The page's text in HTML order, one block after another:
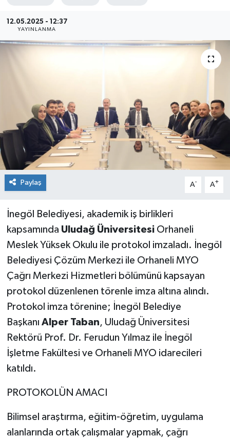
12.05.2025 - 12:37
YAYINLANMA
Paylaş A- A+
İnegöl Belediyesi, akademik iş birlikleri
kapsamında Uludağ ÜniversitesiOrhaneli
Meslek Yüksek Okulu ile protokol imzaladı. İnegöl
Belediyesi Çözüm Merkezi ile Orhaneli MYO
Çağrı Merkezi Hizmetleri bölümünü kapsayan
protokol düzenlenen törenle imza altına alındı.
Protokol imza törenine; İnegöl Belediye
Başkanı Alper Taban, Uludağ Üniversitesi
Rektörü Prof. Dr. Ferudun Yılmaz ile İnegöl
İşletme Fakültesi ve Orhaneli MYO idarecileri
katıldı.
PROTOKOLÜN AMACI
Bilimsel araştırma, eğitim-öğretim, uygulama
alanlarında ortak çalışmalar yapmak, çağrı
Siyaset
Spor